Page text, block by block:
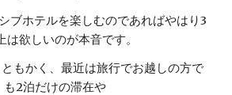
ブホテルを楽しむのであればやはり3
は欲しいのが本音です。
もかく 、最近は旅行でお越しの方で
も2泊だけの滞在や